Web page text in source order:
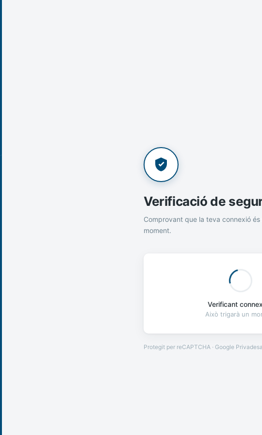
Verificació de
Comprovant que la teva connexió és
moment.
Verificant
Això trigarà un
Protegit per reCAPTCHA · Google Privadesa